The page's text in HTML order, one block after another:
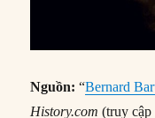
Nguồn: “Bernard
History.com (truy cập